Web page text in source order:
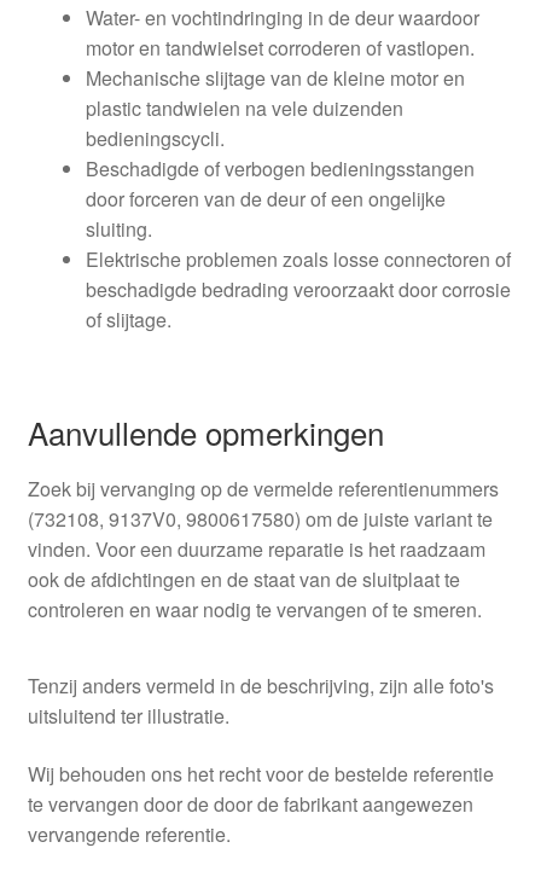
Water- en vochtindringing in de deur waardoor
motor en tandwielset corroderen of vastlopen.
Mechanische slijtage van de kleine motor en
plastic tandwielen na vele duizenden
bedieningscycli.
Beschadigde of verbogen bedieningsstangen
door forceren van de deur of een ongelijke
sluiting.
Elektrische problemen zoals losse connectoren of
beschadigde bedrading veroorzaakt door corrosie
of slijtage.
Aanvullende opmerkingen
Zoek bij vervanging op de vermelde referentienummers
(732108, 9137V0, 9800617580) om de juiste variant te
vinden. Voor een duurzame reparatie is het raadzaam
ook de afdichtingen en de staat van de sluitplaat te
controleren en waar nodig te vervangen of te smeren.
Tenzij anders vermeld in de beschrijving, zijn alle foto's
uitsluitend ter illustratie.
Wij behouden ons het recht voor de bestelde referentie
te vervangen door de door de fabrikant aangewezen
vervangende referentie.